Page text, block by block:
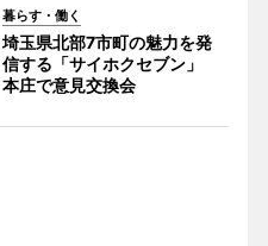
暮らす・働く
埼玉県北部7市町の魅力を発
信する「サイホクセブン」
本庄で意見交換会